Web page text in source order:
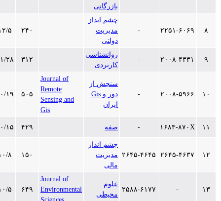
۲۲۵۱-۶۰۶۹ -
چشم انداز
مدیریت
۱۳۹۷/۱۲/۵
۲۰۰۸-۴۳۳۱ -
روانشناسی
۱۳۹۷/۱۱/۲۸
۲۰۰۸-۵۹۶۶ -
سنجش از
دور و Gis
Journal of
Sensing and
۵۰۵ ۱۳۹۷/۱۰/۱۹
۱۶۸۳-۸۷۰X - صفه ۱۳۹۷/۱۰/۱۵
۲۶۴۵-۴۶۳۷ ۲۶۴۵-۴۶۴۵
چشم انداز
مدیریت
۱۳۹۷/۱۰/۸
۲۵۸۸-۶۱۷۷
Journal of
Environmental
۶۴۹ ۱۳۹۷/۱۰/۵